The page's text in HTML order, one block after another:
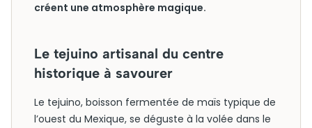
créent une atmosphère magique.
Le tejuino artisanal du centre
historique à savourer
Le tejuino, boisson fermentée de maïs typique de
l’ouest du Mexique, se déguste à la volée dans le